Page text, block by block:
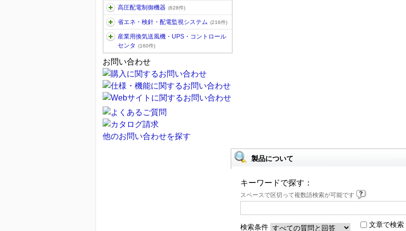
高圧配電制御機器 (628件)
省エネ・検針・配電監視システム (216件)
産業用換気送風機・UPS・コントロール
センタ
(160件)
お問い合わせ
他のお問い合わせを探す
製品について
キーワードで探す：
スペースで区切って複数語検索が可能です
検索条件 文章で検索